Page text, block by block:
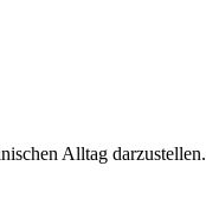
Alltag darzustellen.